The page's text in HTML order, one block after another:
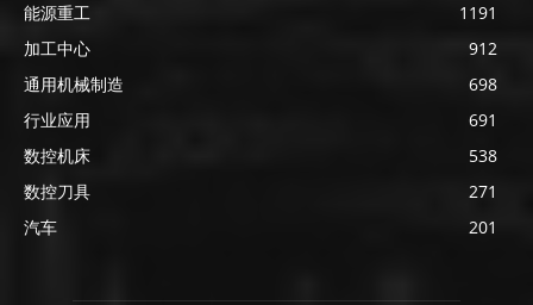
能源重工
1191
加工中心
912
通用机械制造
698
行业应用
691
数控机床
538
数控刀具
271
汽车
201